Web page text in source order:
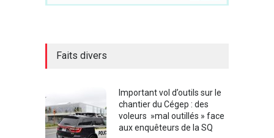
Faits divers
Important vol d’outils sur le
chantier du Cégep : des
voleurs »mal outillés » face
aux enquêteurs de la SQ